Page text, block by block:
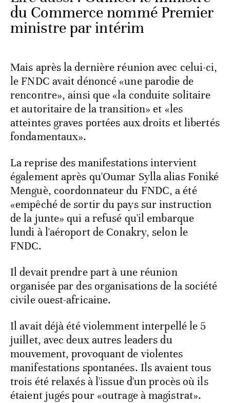
du Commerce nommé Premier
ministre par intérim
Mais après la dernière réunion avec celui-ci,
le FNDC avait dénoncé «une parodie de
rencontre», ainsi que «la conduite solitaire
et autoritaire de la transition» et «les
atteintes graves portées aux droits et libertés
fondamentaux».
La reprise des manifestations intervient
également après qu'Oumar Sylla alias Foniké
Menguè, coordonnateur du FNDC, a été
«empêché de sortir du pays sur instruction
de la junte» qui a refusé qu'il embarque
lundi à l'aéroport de Conakry, selon le
FNDC.
Il devait prendre part à une réunion
organisée par des organisations de la société
civile ouest-africaine.
Il avait déjà été violemment interpellé le 5
juillet, avec deux autres leaders du
mouvement, provoquant de violentes
manifestations spontanées. Ils avaient tous
trois été relaxés à l'issue d'un procès où ils
étaient jugés pour «outrage à magistrat».